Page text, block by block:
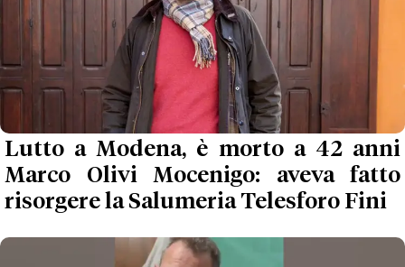
Lutto a Modena, è morto a 42 anni
Marco Olivi Mocenigo: aveva fatto
risorgere la Salumeria Telesforo Fini